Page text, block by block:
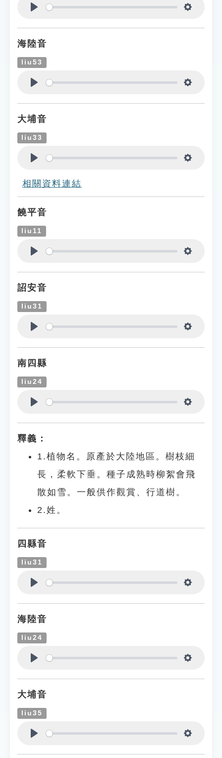
海陸音
liu53
大埔音
liu33
相關資料連結
饒平音
liu11
詔安音
liu31
南四縣
liu24
釋義：
1.植物名。原產於大陸地區。樹枝細
長，柔軟下垂。種子成熟時柳絮會飛
散如雪。一般供作觀賞、行道樹。
2.姓。
四縣音
liu31
海陸音
liu24
大埔音
liu35